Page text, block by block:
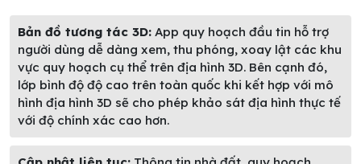
Bản đồ tương tác 3D: App quy hoạch đầu tin hỗ trợ
người dùng dễ dàng xem, thu phóng, xoay lật các khu
vực quy hoạch cụ thể trên địa hình 3D. Bên cạnh đó,
lớp bình độ độ cao trên toàn quốc khi kết hợp với mô
hình địa hình 3D sẽ cho phép khảo sát địa hình thực tế
với độ chính xác cao hơn.